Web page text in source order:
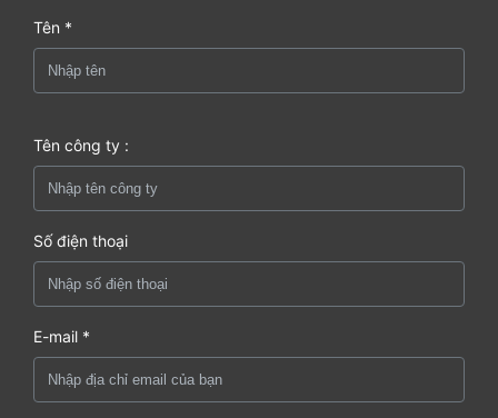
Tên *
Tên công ty :
Số điện thoại
E-mail *